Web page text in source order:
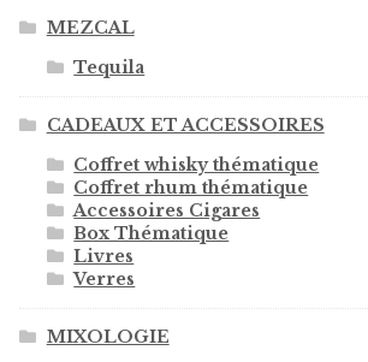
MEZCAL
Tequila
CADEAUX ET ACCESSOIRES
Coffret whisky thématique
Coffret rhum thématique
Accessoires Cigares
Box Thématique
Livres
Verres
MIXOLOGIE